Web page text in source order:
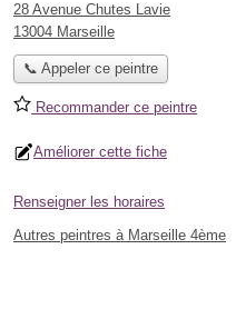
28 Avenue Chutes Lavie
13004 Marseille
📞 Appeler ce peintre
Recommander ce peintre
Améliorer cette fiche
Renseigner les horaires
Autres peintres à Marseille 4ème